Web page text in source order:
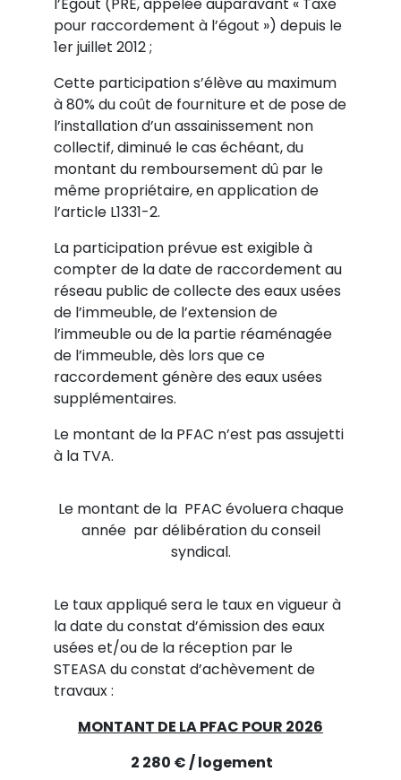
pour raccordement à l’égout ») depuis le
1er juillet 2012 ;
Cette participation s’élève au maximum
à 80% du coût de fourniture et de pose de
l’installation d’un assainissement non
collectif, diminué le cas échéant, du
montant du remboursement dû par le
même propriétaire, en application de
l’article L1331-2.
La participation prévue est exigible à
compter de la date de raccordement au
réseau public de collecte des eaux usées
de l’immeuble, de l’extension de
l’immeuble ou de la partie réaménagée
de l’immeuble, dès lors que ce
raccordement génère des eaux usées
supplémentaires.
Le montant de la PFAC n’est pas assujetti
à la TVA.
Le montant de la PFAC évoluera chaque
année par délibération du conseil
syndical.
Le taux appliqué sera le taux en vigueur à
la date du constat d’émission des eaux
usées et/ou de la réception par le
STEASA du constat d’achèvement de
travaux :
MONTANT DE LA PFAC POUR 2026
2 280 € / logement